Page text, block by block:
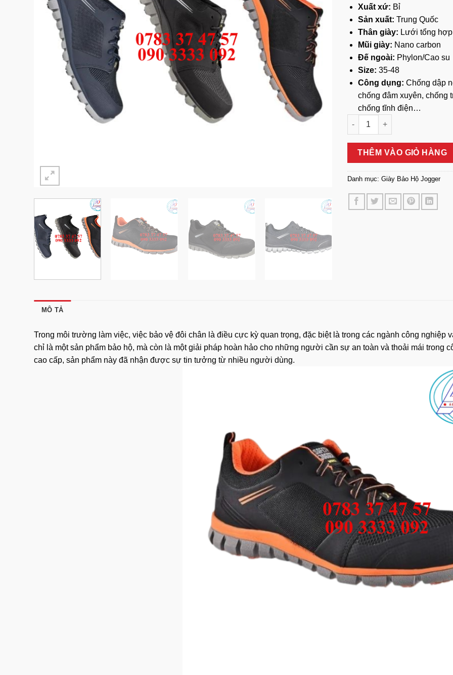
Xuất xứ: Bỉ
Sản xuất: Trung Quốc
Thân giày: Lưới tổng hợp
Mũi giày: Nano carbon
Đế ngoài: Phylon/Cao su
Size: 35-48
Công dụng: Chống dập
chống đâm xuyên, chống
chống tĩnh điện…
Giày Safety Jogger Ligero
THÊM VÀO GIỎ HÀNG
Danh mục: Giày Bảo Hộ Jogger
MÔ TẢ
Trong môi trường làm việc, việc bảo vệ đôi chân là điều cực kỳ quan trọng, đặc biệt là trong các ngành công nghiệp
chỉ là một sản phẩm bảo hộ, mà còn là một giải pháp hoàn hảo cho những người cần sự an toàn và thoải mái trong
cao cấp, sản phẩm này đã nhận được sự tin tưởng từ nhiều người dùng.